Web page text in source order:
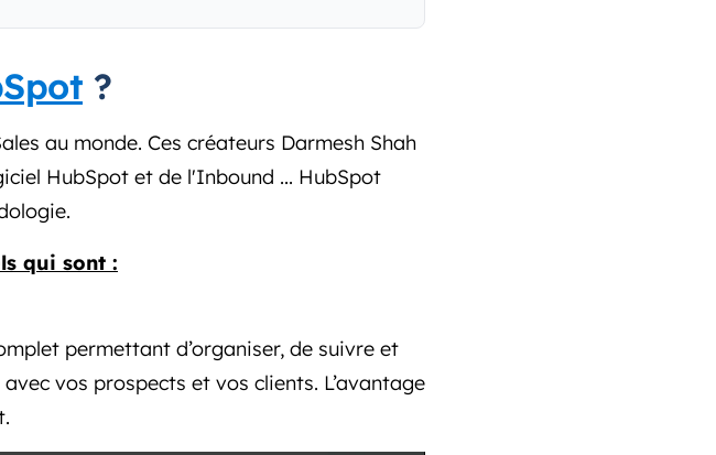
?
au monde. Ces créateurs Darmesh Shah
HubSpot et de l'Inbound ... HubSpot
qui sont :
permettant d’organiser, de suivre et
vos prospects et vos clients. L’avantage